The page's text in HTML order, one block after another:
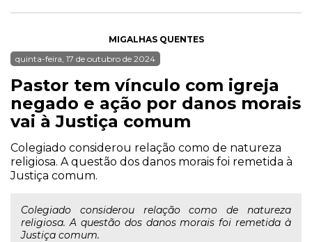
MIGALHAS QUENTES
quinta-feira, 17 de outubro de 2024
Pastor tem vínculo com igreja
negado e ação por danos morais
vai à Justiça comum
Colegiado considerou relação como de natureza
religiosa. A questão dos danos morais foi remetida à
Justiça comum.
Colegiado considerou relação como de natureza
religiosa. A questão dos danos morais foi remetida à
Justiça comum.